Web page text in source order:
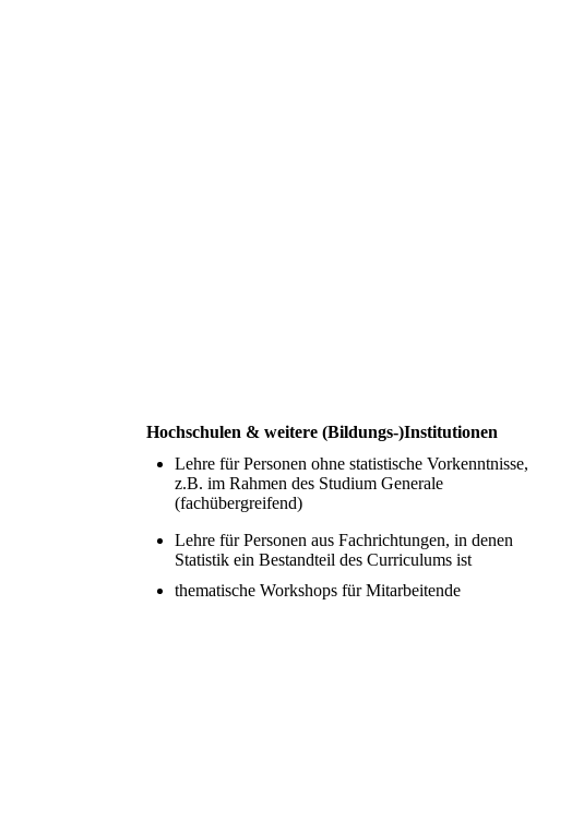
Hochschulen & weitere (Bildungs-)Institutionen
Lehre für Personen ohne statistische Vorkenntnisse,
z.B. im Rahmen des Studium Generale
(fachübergreifend)
Lehre für Personen aus Fachrichtungen, in denen
Statistik ein Bestandteil des Curriculums ist
thematische Workshops für Mitarbeitende